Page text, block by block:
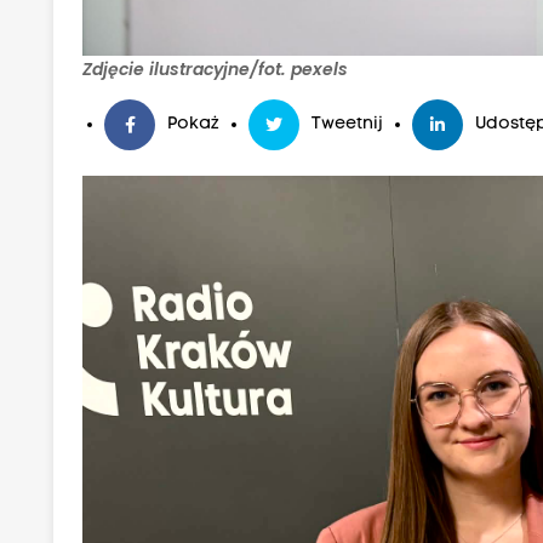
Zdjęcie ilustracyjne/fot. pexels
Pokaż Tweetnij